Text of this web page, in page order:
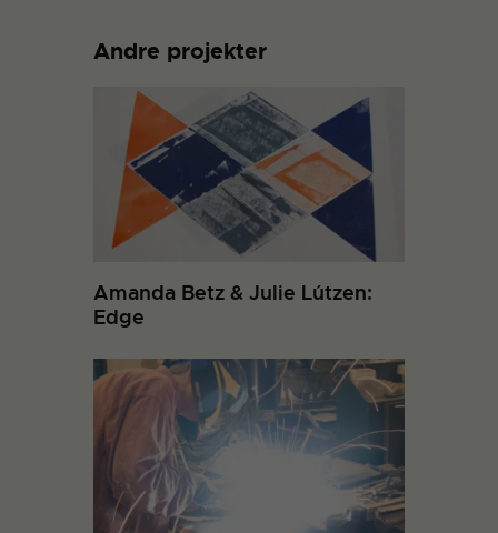
Andre projekter
Amanda Betz & Julie Lútzen:
Edge